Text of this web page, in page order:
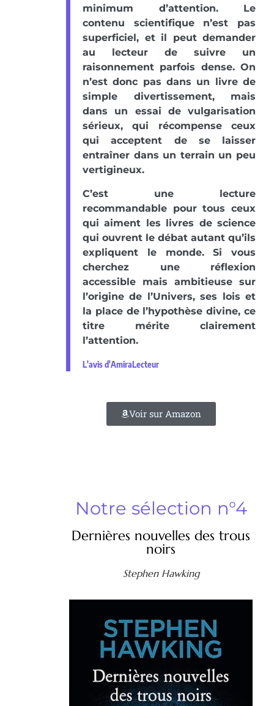
minimum d’attention. Le
contenu scientifique n’est pas
superficiel, et il peut demander
au lecteur de suivre un
raisonnement parfois dense. On
n’est donc pas dans un livre de
simple divertissement, mais
dans un essai de vulgarisation
sérieux, qui récompense ceux
qui acceptent de se laisser
entraîner dans un terrain un peu
vertigineux.
C’est une lecture
recommandable pour tous ceux
qui aiment les livres de science
qui ouvrent le débat autant qu’ils
expliquent le monde. Si vous
cherchez une réflexion
accessible mais ambitieuse sur
l’origine de l’Univers, ses lois et
la place de l’hypothèse divine, ce
titre mérite clairement
l’attention.
L'avis d'AmiraLecteur
Voir sur Amazon
Notre sélection n°4
Dernières nouvelles des trous
noirs
Stephen Hawking